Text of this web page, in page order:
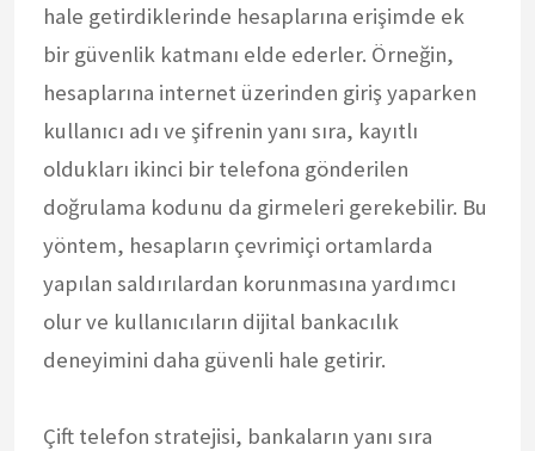
hale getirdiklerinde hesaplarına erişimde ek
bir güvenlik katmanı elde ederler. Örneğin,
hesaplarına internet üzerinden giriş yaparken
kullanıcı adı ve şifrenin yanı sıra, kayıtlı
oldukları ikinci bir telefona gönderilen
doğrulama kodunu da girmeleri gerekebilir. Bu
yöntem, hesapların çevrimiçi ortamlarda
yapılan saldırılardan korunmasına yardımcı
olur ve kullanıcıların dijital bankacılık
deneyimini daha güvenli hale getirir.
Çift telefon stratejisi, bankaların yanı sıra